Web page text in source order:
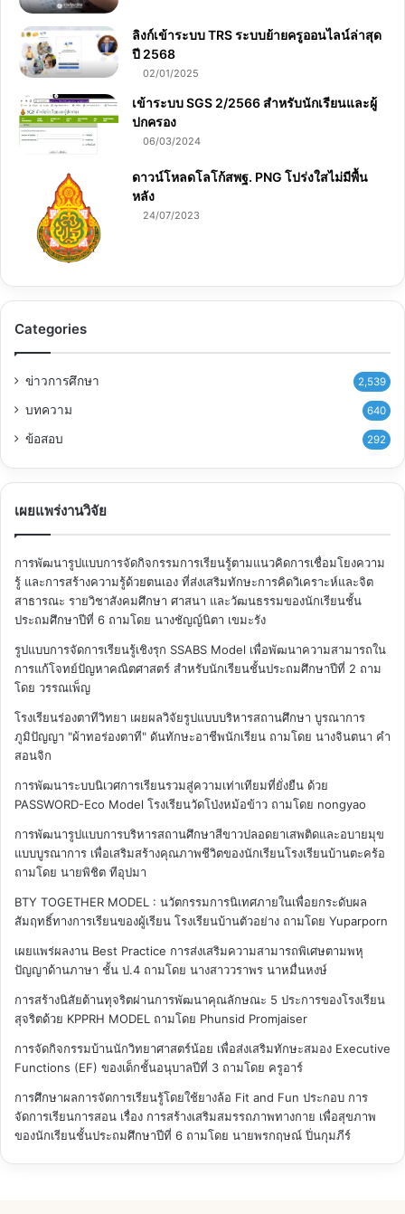
ลิงก์เข้าระบบ TRS ระบบย้ายครูออนไลน์ล่าสุด
ปี 2568
02/01/2025
เข้าระบบ SGS 2/2566 สำหรับนักเรียนและผู้
ปกครอง
06/03/2024
ดาวน์โหลดโลโก้สพฐ. PNG โปร่งใสไม่มีพื้น
หลัง
24/07/2023
Categories
ข่าวการศึกษา 2,539
บทความ 640
ข้อสอบ 292
เผยแพร่งานวิจัย
การพัฒนารูปแบบการจัดกิจกรรมการเรียนรู้ตามแนวคิดการเชื่อมโยงความ
รู้ และการสร้างความรู้ด้วยตนเอง ที่ส่งเสริมทักษะการคิดวิเคราะห์และจิต
สาธารณะ รายวิชาสังคมศึกษา ศาสนา และวัฒนธรรมของนักเรียนชั้น
ประถมศึกษาปีที่ 6 ถามโดย นางชัญญ์นิตา เขมะรัง
รูปแบบการจัดการเรียนรู้เชิงรุก SSABS Model เพื่อพัฒนาความสามารถใน
การแก้โจทย์ปัญหาคณิตศาสตร์ สำหรับนักเรียนชั้นประถมศึกษาปีที่ 2 ถาม
โดย วรรณเพ็ญ
โรงเรียนร่องตาทีวิทยา เผยผลวิจัยรูปแบบบริหารสถานศึกษา บูรณาการ
ภูมิปัญญา "ผ้าทอร่องตาที" ดันทักษะอาชีพนักเรียน ถามโดย นางจินตนา คำ
สอนจิก
การพัฒนาระบบนิเวศการเรียนรวมสู่ความเท่าเทียมที่ยั่งยืน ด้วย
PASSWORD-Eco Model โรงเรียนวัดโป่งหม้อข้าว ถามโดย nongyao
การพัฒนารูปแบบการบริหารสถานศึกษาสีขาวปลอดยาเสพติดและอบายมุข
แบบบูรณาการ เพื่อเสริมสร้างคุณภาพชีวิตของนักเรียนโรงเรียนบ้านตะคร้อ
ถามโดย นายพิชิต ทีอุปมา
BTY TOGETHER MODEL : นวัตกรรมการนิเทศภายในเพื่อยกระดับผล
สัมฤทธิ์ทางการเรียนของผู้เรียน โรงเรียนบ้านตัวอย่าง ถามโดย Yuparporn
เผยแพร่ผลงาน Best Practice การส่งเสริมความสามารถพิเศษตามพหุ
ปัญญาด้านภาษา ชั้น ป.4 ถามโดย นางสาววราพร นาหมื่นหงษ์
การสร้างนิสัยต้านทุจริตผ่านการพัฒนาคุณลักษณะ 5 ประการของโรงเรียน
สุจริตด้วย KPPRH MODEL ถามโดย Phunsid Promjaiser
การจัดกิจกรรมบ้านนักวิทยาศาสตร์น้อย เพื่อส่งเสริมทักษะสมอง Executive
Functions (EF) ของเด็กชั้นอนุบาลปีที่ 3 ถามโดย ครูอาร์
การศึกษาผลการจัดการเรียนรู้โดยใช้ยางล้อ Fit and Fun ประกอบ การ
จัดการเรียนการสอน เรื่อง การสร้างเสริมสมรรถภาพทางกาย เพื่อสุขภาพ
ของนักเรียนชั้นประถมศึกษาปีที่ 6 ถามโดย นายพรกฤษณ์ ปิ่นกุมภีร์